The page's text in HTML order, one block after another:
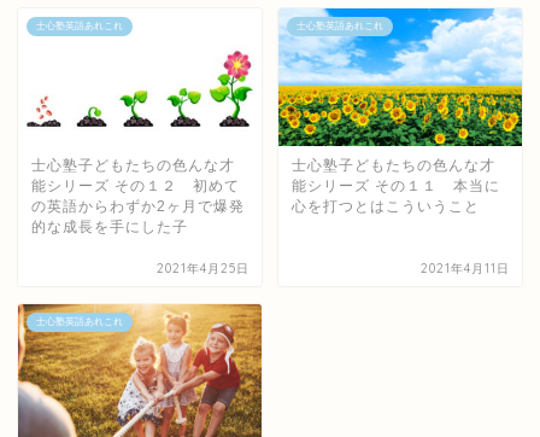
士心塾英語あれこれ
士心塾子どもたちの色んな才
能シリーズ その１２ 初めて
の英語からわずか2ヶ月で爆発
的な成長を手にした子
2021年4月25日
士心塾英語あれこれ
士心塾子どもたちの色んな才
能シリーズ その１１ 本当に
心を打つとはこういうこと
2021年4月11日
士心塾英語あれこれ